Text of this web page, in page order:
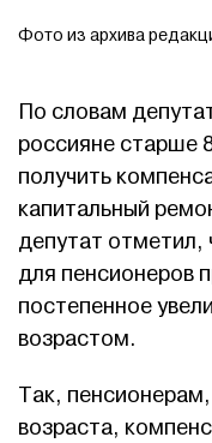
Фото из архива
По словам
россияне старше
получить
капитальный
депутат отметил,
для пенсионеров
постепенное
возрастом.
Так,
возраста,